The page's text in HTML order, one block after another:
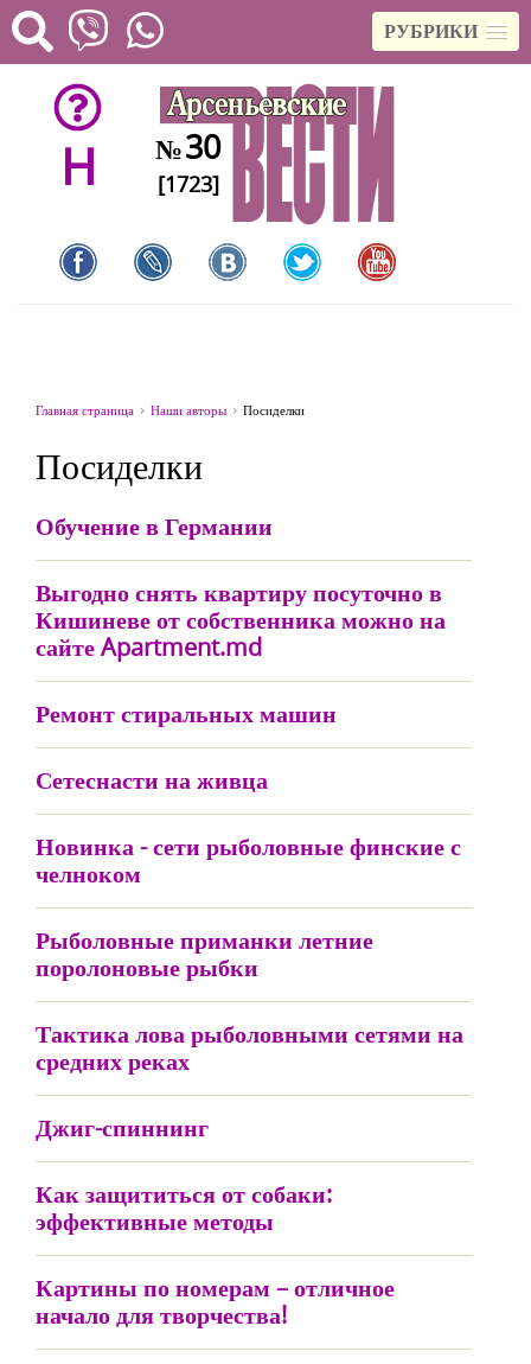
РУБРИКИ
H №30
[1723]
Главная страница Наши авторы Посиделки
Посиделки
Обучение в Германии
Выгодно снять квартиру посуточно в
Кишиневе от собственника можно на
сайте Apartment.md
Ремонт стиральных машин
Сетеснасти на живца
Новинка - сети рыболовные финские с
челноком
Рыболовные приманки летние
поролоновые рыбки
Тактика лова рыболовными сетями на
средних реках
Джиг-спиннинг
Как защититься от собаки:
эффективные методы
Картины по номерам – отличное
начало для творчества!